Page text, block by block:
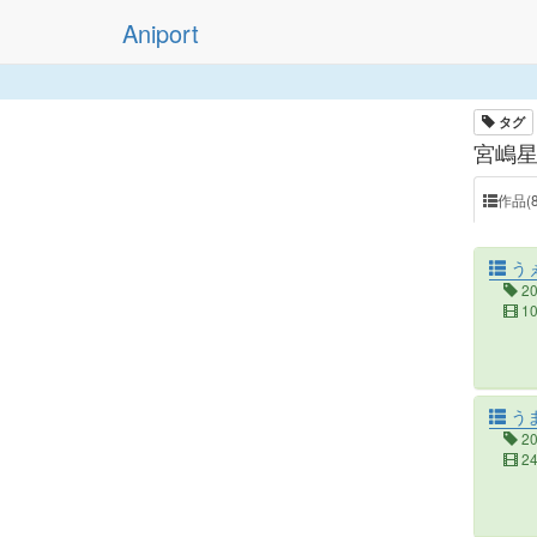
Aniport
タグ
宮嶋
作品
う
10
う
24